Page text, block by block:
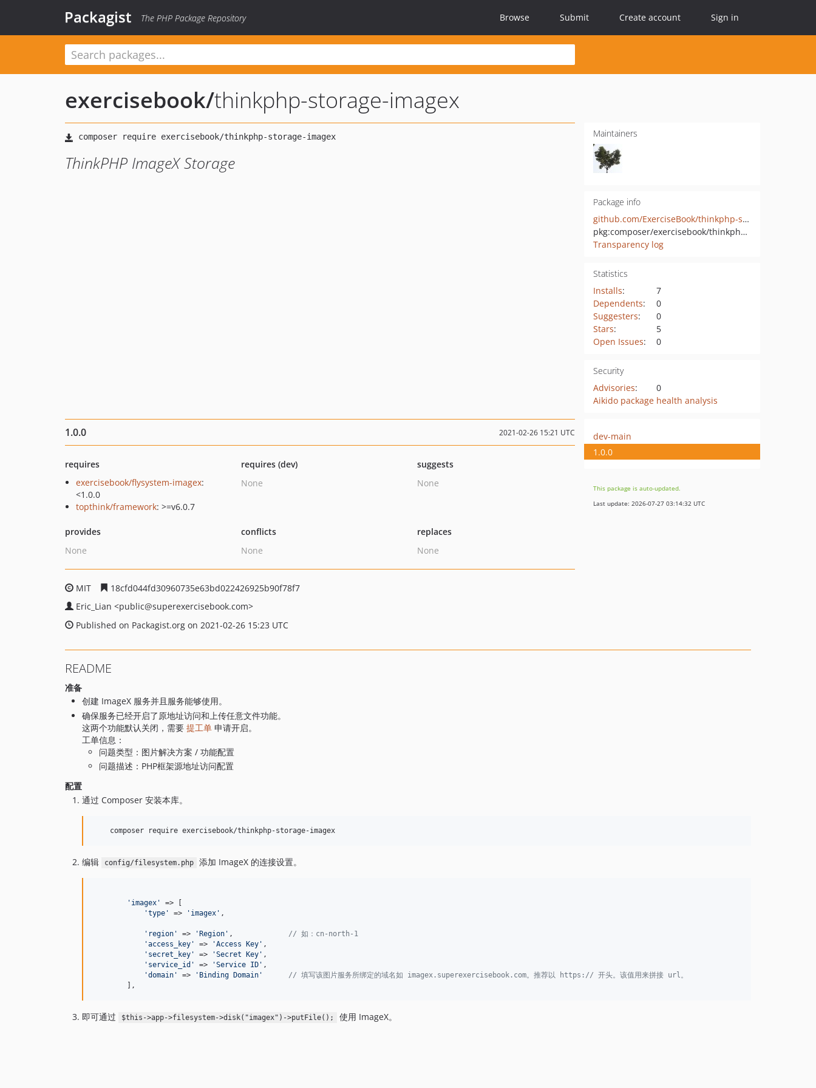
Packagist The PHP Package Repository Browse Submit Create account Sign in
exercisebook/thinkphp-storage-imagex
ThinkPHP ImageX Storage
Maintainers
Package info
github.com/ExerciseBook/thinkphp-storage-imagex
pkg:composer/exercisebook/thinkphp-storage-imagex
Transparency log
Statistics
Installs:
7
Dependents:
0
Suggesters:
0
Stars:
5
Open Issues: 0
Security
Advisories:
0
Aikido package health analysis
1.0.0 2021-02-26 15:21 UTC
requires
exercisebook/flysystem-imagex:
<1.0.0
topthink/framework: >=v6.0.7
requires (dev)
None
suggests
None
provides
None
conflicts
None
replaces
None
MIT
18cfd044fd30960735e63bd022426925b90f78f7
Eric_Lian <public@superexercisebook.com>
Published on Packagist.org on 2021-02-26 15:23 UTC
dev-main
1.0.0
This package is auto-updated.
Last update: 2026-07-27 03:14:32 UTC
README
准备
创建 ImageX 服务并且服务能够使用。
确保服务已经开启了原地址访问和上传任意文件功能。
这两个功能默认关闭，需要 提工单 申请开启。
工单信息：
问题类型：图片解决方案 / 功能配置
问题描述：PHP框架源地址访问配置
配置
通过 Composer 安装本库。
编辑 config/filesystem.php 添加 ImageX 的连接设置。
' imagex '
=> [
'type ' => ' imagex ' ,
' region ' => ' Region ' , // 如：cn-north-1
'access_key ' => 'Access Key ' ,
' secret_key ' => 'Secret Key ' ,
' service_id ' => 'Service ID ' ,
'domain ' => ' Binding Domain '
// 填写该图片服务所绑定的域名如 imagex.superexercisebook.com。推荐以 https:// 开头。该值用来拼接 url。
        ],
即可通过 $this->app->filesystem->disk("imagex")->putFile(); 使用 ImageX。